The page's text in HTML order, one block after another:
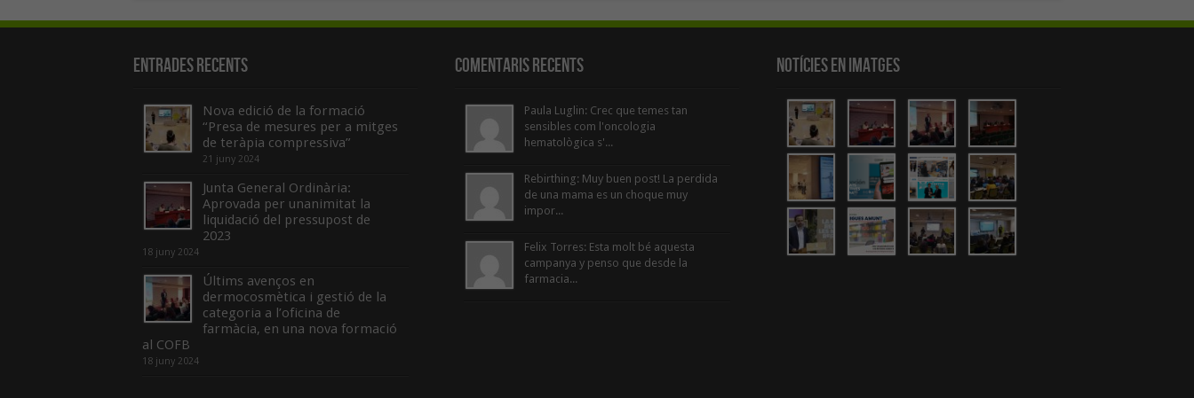
Entrades recents
Nova edició de la formació
“Presa de mesures per a mitges
de teràpia compressiva”
21 juny 2024
Junta General Ordinària:
Aprovada per unanimitat la
liquidació del pressupost de
2023
18 juny 2024
Últims avenços en
dermocosmètica i gestió de la
categoria a l’oficina de
farmàcia, en una nova formació
al COFB
18 juny 2024
Comentaris Recents
Paula Luglin: Crec que temes tan
sensibles com l'oncologia
hematològica s'...
Rebirthing: Muy buen post! La perdida
de una mama es un choque muy
impor...
Felix Torres: Esta molt bé aquesta
campanya y penso que desde la
farmacia...
Notícies en Imatges